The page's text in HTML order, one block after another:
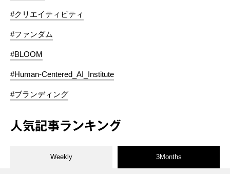
#クリエイティビティ
#ファンダム
#BLOOM
#Human-Centered_AI_Institute
#ブランディング
人気記事ランキング
Weekly 3Months